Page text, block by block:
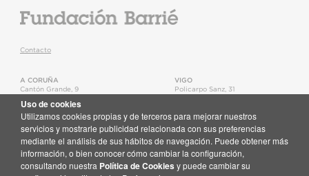
Contacto
A CORUÑA
Cantón Grande, 9
T.+34 981 22 15 25
Mapa
VIGO
Policarpo Sanz, 31
Mapa
Recibe en tu correo toda la actualidad de la Fundación Barrié
Suscríbete aquí
Uso de cookies
Utilizamos cookies propias y de terceros para mejorar nuestros
servicios y mostrarle publicidad relacionada con sus preferencias
mediante el análisis de sus hábitos de navegación. Puede obtener más
información, o bien conocer cómo cambiar la configuración,
consultando nuestra Política de Cookies y puede cambiar su